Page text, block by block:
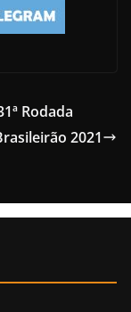
Rodada
2021